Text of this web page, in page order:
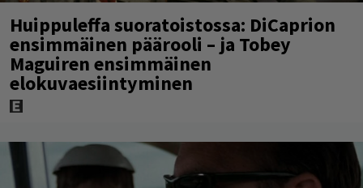
Huippuleffa suoratoistossa: DiCaprion
ensimmäinen päärooli – ja Tobey
Maguiren ensimmäinen
elokuvaesiintyminen